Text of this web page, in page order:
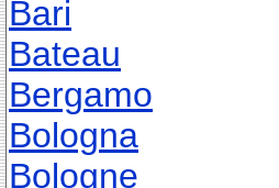
Bari
Bateau
Bergamo
Bologna
Bologne